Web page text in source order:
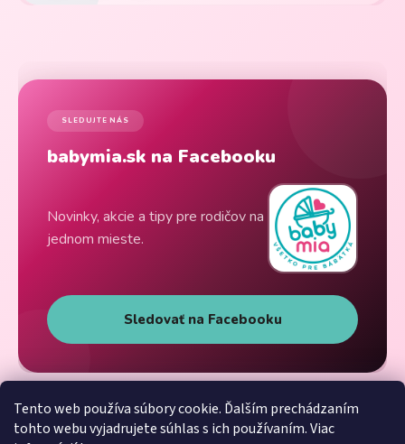
Tento web používa súbory cookie. Ďalším prechádzaním
tohto webu vyjadrujete súhlas s ich používaním. Viac
SLEDUJTE NÁS
babymia.sk na Facebooku
Novinky, akcie a tipy pre rodičov na
jednom mieste.
Sledovať na Facebooku